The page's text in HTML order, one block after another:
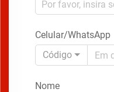
Celular/WhatsApp
Código
Nome